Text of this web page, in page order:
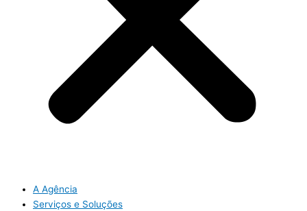
A Agência
Serviços e Soluções